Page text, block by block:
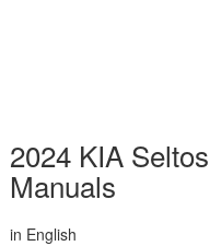
2024 KIA
Manuals
in English